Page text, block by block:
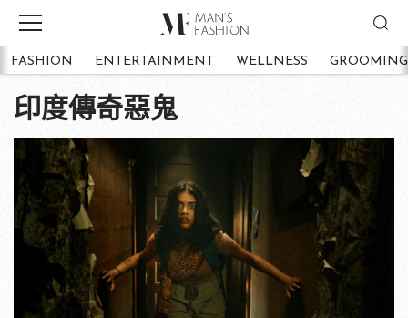
FASHION ENTERTAINMENT WELLNESS GROOMING
印度傳奇惡鬼